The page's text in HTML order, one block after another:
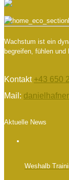
Wachstum ist ein
begreifen, fühlen und
Kontakt +43 650
Mail:
Aktuelle News
Weshalb